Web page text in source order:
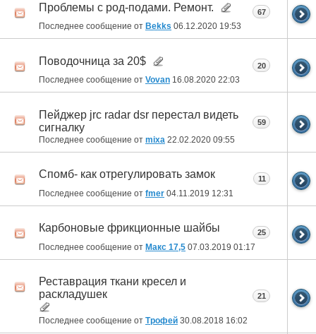
Проблемы с род-подами. Ремонт.
Последнее сообщение от Bekks 06.12.2020 19:53
67
Поводочница за 20$
Последнее сообщение от Vovan 16.08.2020 22:03
20
Пейджер jrc radar dsr перестал видеть
сигналку
Последнее сообщение от mixa 22.02.2020 09:55
59
Спомб- как отрегулировать замок
Последнее сообщение от fmer 04.11.2019 12:31
11
Карбоновые фрикционные шайбы
Последнее сообщение от Макс 17,5 07.03.2019 01:17
25
Реставрация ткани кресел и
раскладушек
Последнее сообщение от Трофей 30.08.2018 16:02
21